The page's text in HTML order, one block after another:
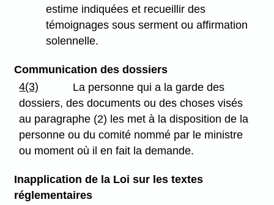
estime indiquées et recueillir des
témoignages sous serment ou affirmation
solennelle.
Communication des dossiers
4(3)
La personne qui a la garde des
dossiers, des documents ou des choses visés
au paragraphe (2) les met à la disposition de la
personne ou du comité nommé par le ministre
ou moment où il en fait la demande.
Inapplication de la Loi sur les textes
réglementaires